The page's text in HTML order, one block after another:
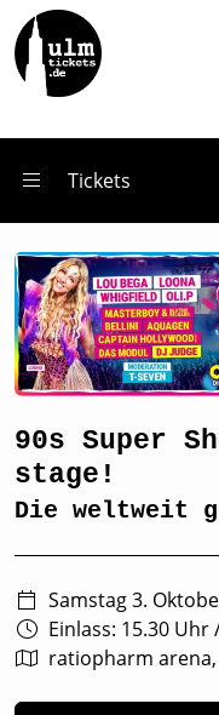
Zum Hauptinhalt
Tickets
Startseite
Tickets
90s Super Show - live
90s Super
stage!
Die weltweit
Samstag 3.
Einlass: 15.30 Uhr
ratiopharm